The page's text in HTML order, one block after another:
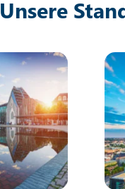
Unsere